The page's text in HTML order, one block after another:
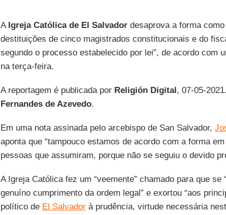
A Igreja Católica de El Salvadordesaprova a forma
destituições de cinco magistrados constitucionais e do
segundo o processo estabelecido por lei”, de acordo com
na terça-feira.
A reportagem é publicada por Religión Digital, 07-05-
Fernandes de Azevedo.
Em uma nota assinada pelo arcebispo de San Salvador,
aponta que “tampouco estamos de acordo com a forma
pessoas que assumiram, porque não se seguiu o devido
A Igreja Católica fez um “veemente” chamado para que se
genuíno cumprimento da ordem legal” e exortou “aos
político de El Salvadorà prudência, virtude necessária